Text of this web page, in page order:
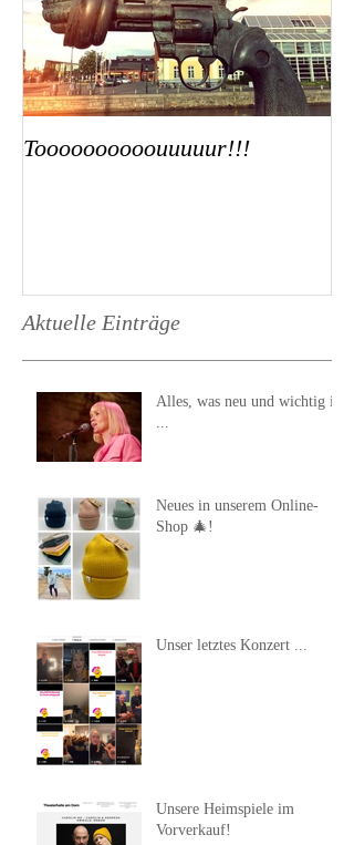
Toooooooooouuuuur!!!
Aktuelle Einträge
Alles, was neu und wichtig ist
Neues in unserem Online-
Shop 🎄!
Unser letztes Konzert ...
Unsere Heimspiele im
Vorverkauf!